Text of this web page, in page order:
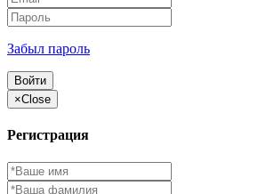
Забыл пароль
Войти
×Close
Регистрация